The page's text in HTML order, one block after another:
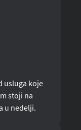
usluga koje
stoji na
u nedelji.